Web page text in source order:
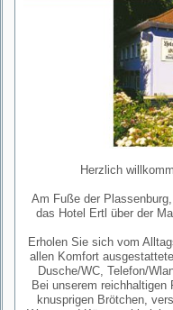
Herzlich
Am Fuße der
das Hotel Ertl über der
Erholen Sie sich vom
allen Komfort
Dusche/WC, Telefon/
Bei unserem
knusprigen Brötchen,